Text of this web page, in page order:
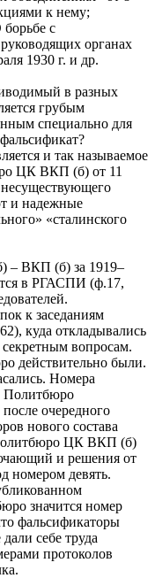
к нему;
с
органах
1930 г. и др.
в разных
грубым
специально для
и так называемое
ЦК ВКП (б) от 11
и надежные
«сталинского
– ВКП (б) за 1919–
в РГАСПИ (ф.17,
к заседаниям
куда откладывались
вопросам.
действительно были.
Номера
Политбюро
очередного
нового состава
ЦК ВКП (б)
и решения от
номером девять.
значится номер
фальсификаторы
себе труда
протоколов